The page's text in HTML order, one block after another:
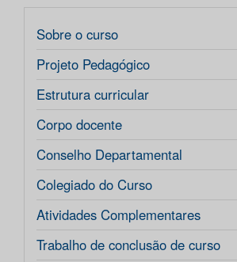
Sobre o curso
Projeto Pedagógico
Estrutura curricular
Corpo docente
Conselho Departamental
Colegiado do Curso
Atividades Complementares
Trabalho de conclusão de curso